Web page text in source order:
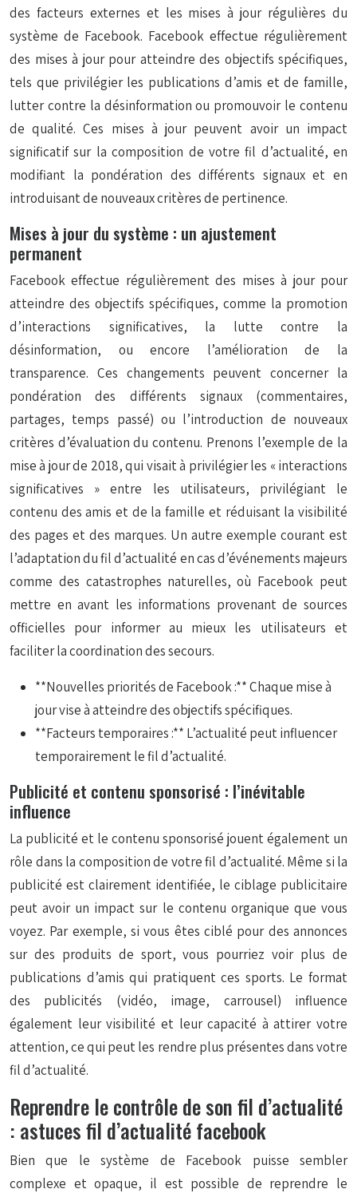
des facteurs externes et les mises à jour régulières du
système de Facebook. Facebook effectue régulièrement
des mises à jour pour atteindre des objectifs spécifiques,
tels que privilégier les publications d’amis et de famille,
lutter contre la désinformation ou promouvoir le contenu
de qualité. Ces mises à jour peuvent avoir un impact
significatif sur la composition de votre fil d’actualité, en
modifiant la pondération des différents signaux et en
introduisant de nouveaux critères de pertinence.
Mises à jour du système : un ajustement
permanent
Facebook effectue régulièrement des mises à jour pour
atteindre des objectifs spécifiques, comme la promotion
d’interactions significatives, la lutte contre la
désinformation, ou encore l’amélioration de la
transparence. Ces changements peuvent concerner la
pondération des différents signaux (commentaires,
partages, temps passé) ou l’introduction de nouveaux
critères d’évaluation du contenu. Prenons l’exemple de la
mise à jour de 2018, qui visait à privilégier les « interactions
significatives » entre les utilisateurs, privilégiant le
contenu des amis et de la famille et réduisant la visibilité
des pages et des marques. Un autre exemple courant est
l’adaptation du fil d’actualité en cas d’événements majeurs
comme des catastrophes naturelles, où Facebook peut
mettre en avant les informations provenant de sources
officielles pour informer au mieux les utilisateurs et
faciliter la coordination des secours.
**Nouvelles priorités de Facebook :** Chaque mise à
jour vise à atteindre des objectifs spécifiques.
**Facteurs temporaires :** L’actualité peut influencer
temporairement le fil d’actualité.
Publicité et contenu sponsorisé : l’inévitable
influence
La publicité et le contenu sponsorisé jouent également un
rôle dans la composition de votre fil d’actualité. Même si la
publicité est clairement identifiée, le ciblage publicitaire
peut avoir un impact sur le contenu organique que vous
voyez. Par exemple, si vous êtes ciblé pour des annonces
sur des produits de sport, vous pourriez voir plus de
publications d’amis qui pratiquent ces sports. Le format
des publicités (vidéo, image, carrousel) influence
également leur visibilité et leur capacité à attirer votre
attention, ce qui peut les rendre plus présentes dans votre
fil d’actualité.
Reprendre le contrôle de son fil d’actualité
: astuces fil d’actualité facebook
Bien que le système de Facebook puisse sembler
complexe et opaque, il est possible de reprendre le